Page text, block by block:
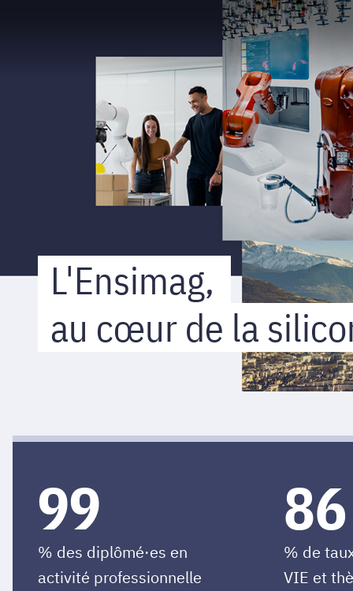
L'Ensimag,
au cœur de la
99
% des diplômé·es en
activité professionnelle
86
% de
VIE et